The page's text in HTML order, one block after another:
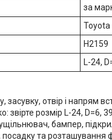
за
Toyota
H2159
L-24,
засувку, отвір і напрям
звірте розмір L-24,
бампер,
та розташування